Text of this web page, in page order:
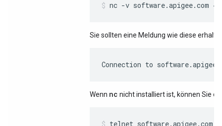
nc -v software.apigee.com
Sie sollten eine Meldung wie diese
Connection to
Wenn nc nicht installiert ist, können Sie
telnet software.apigee.com